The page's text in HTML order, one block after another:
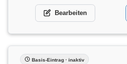
Bearbeiten
Basis-Eintrag · inaktiv